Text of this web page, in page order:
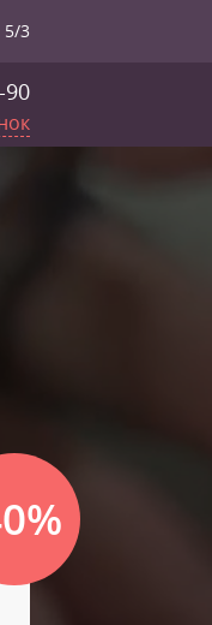
5/3
90